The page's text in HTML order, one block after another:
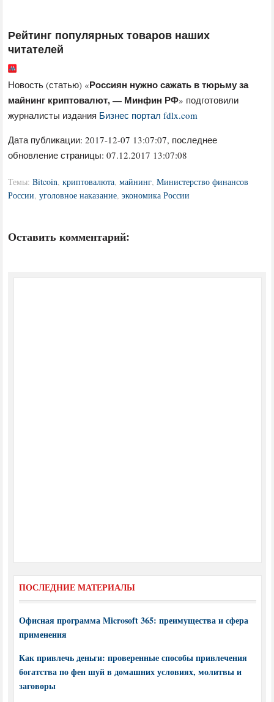
Рейтинг популярных товаров наших
читателей
Новость (статью) «Россиян нужно сажать в тюрьму за
майнинг криптовалют, — Минфин РФ» подготовили
журналисты издания Бизнес портал fdlx.com
Дата публикации:2017-12-07 13:07:07, последнее
обновление страницы: 07.12.2017 13:07:08
Темы:Bitcoin,криптовалюта,майнинг,Министерство финансов
России,уголовное наказание,экономика России
Оставить комментарий:
ПОСЛЕДНИЕ МАТЕРИАЛЫ
Офисная программа Microsoft 365: преимущества и сфера
применения
Как привлечь деньги: проверенные способы привлечения
богатства по фен шуй в домашних условиях, молитвы и
заговоры